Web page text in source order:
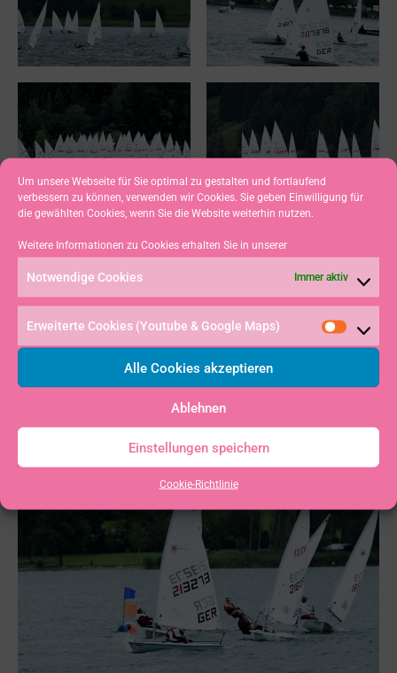
Um unsere Webseite für Sie optimal zu gestalten und fortlaufend
verbessern zu können, verwenden wir Cookies. Sie geben Einwilligung für
die gewählten Cookies, wenn Sie die Website weiterhin nutzen.
Weitere Informationen zu Cookies erhalten Sie in unserer
Notwendige Cookies Immer aktiv
Erweiterte Cookies (Youtube & Google Maps)
Alle Cookies akzeptieren
Ablehnen
Einstellungen speichern
Cookie-Richtlinie